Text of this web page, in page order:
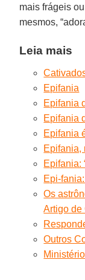
mais frágeis
mesmos,
Leia mais
Epifania
Epifania
Epifania
Epifania
Epifania,
Epifania:
Epi-
Os
Artigo de
Outros